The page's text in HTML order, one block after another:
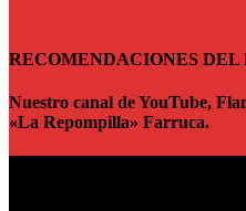
RECOMENDACIONES DEL
Nuestro canal de YouTube,
«La Repompilla» Farruca.